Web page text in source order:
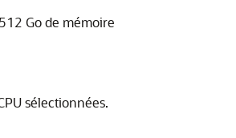
Go de mémoire
sélectionnées.